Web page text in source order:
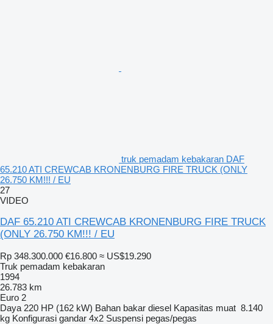
truk pemadam kebakaran DAF
65.210 ATI CREWCAB KRONENBURG FIRE TRUCK (ONLY
26.750 KM!!! / EU
27
VIDEO
DAF 65.210 ATI CREWCAB KRONENBURG FIRE TRUCK
(ONLY 26.750 KM!!! / EU
Rp 348.300.000 €16.800 ≈ US$19.290
Truk pemadam kebakaran
1994
26.783 km
Euro 2
Daya 220 HP (162 kW) Bahan bakar diesel Kapasitas muat 8.140
kg Konfigurasi gandar 4x2 Suspensi pegas/pegas